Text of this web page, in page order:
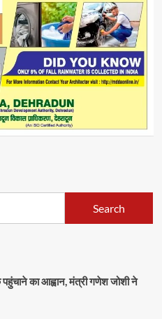
Search
का आह्वान, मंत्री गणेश जोशी ने